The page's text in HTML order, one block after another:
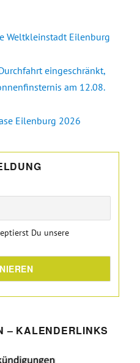
Weltkleinstadt Eilenburg
eingeschränkt,
am 12.08.
Eilenburg 2026
Du unsere
– KALENDERLINKS